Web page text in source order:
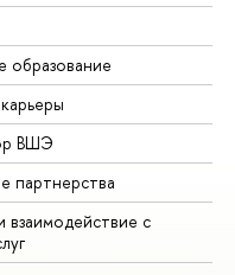
образование
ВШЭ
партнерства
взаимодействие с